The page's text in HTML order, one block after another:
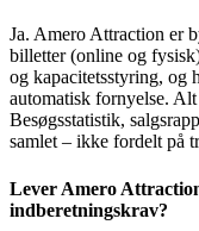
Ja. Amero Attraction er
billetter (online og
og kapacitetsstyring, og
automatisk fornyelse.
Besøgsstatistik,
samlet – ikke fordelt på
Lever Amero
indberetningskrav?